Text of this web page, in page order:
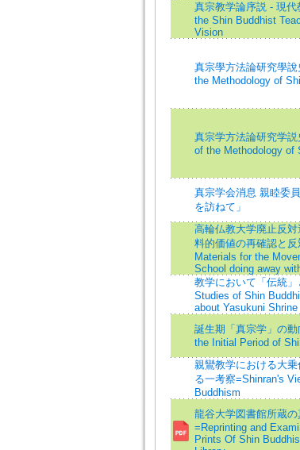
真宗教学論序説 - 現
the Shin Buddhist
Vision
真宗學方法論研究學
the Methodology of
真宗学方法論研究学
of the Methodology of
真宗学会消息 親睦委
を訪ねて」
高輪仏教大学廃止反
料的価値の再確認と
Materials for the
School doing away
教学において「伝統
Studies of Shin
about Yasukuni Shrine
誕生期「真宗学」の
the Initial Period of
親鸞教学における大
る一考察=Shinran's
Buddhism
龍谷大学図書館所蔵
=Reprinting and
Prints Of Shin